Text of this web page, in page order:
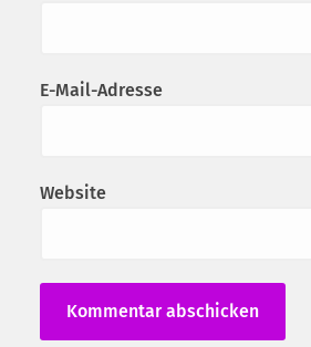
E-Mail-Adresse
Website